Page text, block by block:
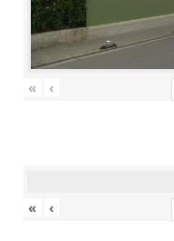
« ‹
« ‹